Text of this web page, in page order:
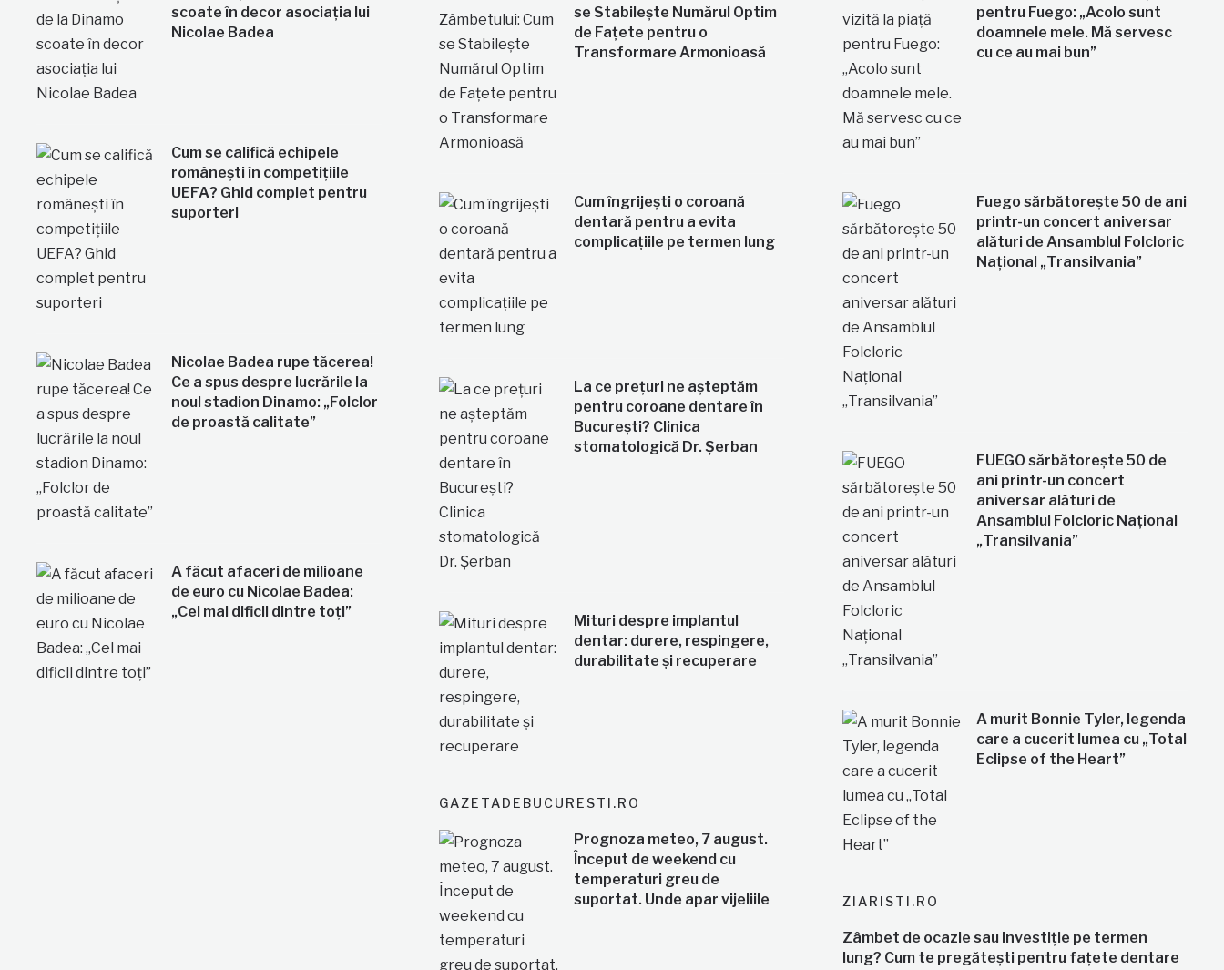
scoate în decor asociația lui
Nicolae Badea
Cum se califică echipele
românești în competițiile
UEFA? Ghid complet pentru
suporteri
Nicolae Badea rupe tăcerea!
Ce a spus despre lucrările la
noul stadion Dinamo: „Folclor
de proastă calitate”
A făcut afaceri de milioane
de euro cu Nicolae Badea:
„Cel mai dificil dintre toți”
se Stabilește Numărul Optim
de Fațete pentru o
Transformare Armonioasă
Cum îngrijești o coroană
dentară pentru a evita
complicațiile pe termen lung
La ce prețuri ne așteptăm
pentru coroane dentare în
București? Clinica
stomatologică Dr. Șerban
Mituri despre implantul
dentar: durere, respingere,
durabilitate și recuperare
GAZETADEBUCURESTI.RO
Prognoza meteo, 7 august.
Început de weekend cu
temperaturi greu de
suportat. Unde apar vijeliile
pentru Fuego: „Acolo sunt
doamnele mele. Mă servesc
cu ce au mai bun”
Fuego sărbătorește 50 de ani
printr-un concert aniversar
alături de Ansamblul Folcloric
Național „Transilvania”
FUEGO sărbătorește 50 de
ani printr-un concert
aniversar alături de
Ansamblul Folcloric Național
„Transilvania”
A murit Bonnie Tyler, legenda
care a cucerit lumea cu „Total
Eclipse of the Heart”
ZIARISTI.RO
Zâmbet de ocazie sau investiție pe termen
lung? Cum te pregătești pentru fațete dentare